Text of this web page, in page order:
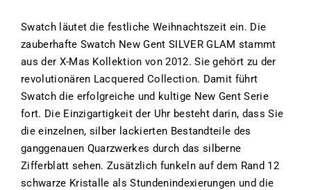
Swatch läutet die festliche Weihnachtszeit ein. Die
zauberhafte Swatch New Gent SILVER GLAM stammt
aus der X-Mas Kollektion von 2012. Sie gehört zu der
revolutionären Lacquered Collection. Damit führt
Swatch die erfolgreiche und kultige New Gent Serie
fort. Die Einzigartigkeit der Uhr besteht darin, dass Sie
die einzelnen, silber lackierten Bestandteile des
ganggenauen Quarzwerkes durch das silberne
Zifferblatt sehen. Zusätzlich funkeln auf dem Rand 12
schwarze Kristalle als Stundenindexierungen und die